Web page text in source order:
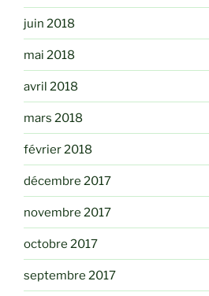
juin 2018
mai 2018
avril 2018
mars 2018
février 2018
décembre 2017
novembre 2017
octobre 2017
septembre 2017